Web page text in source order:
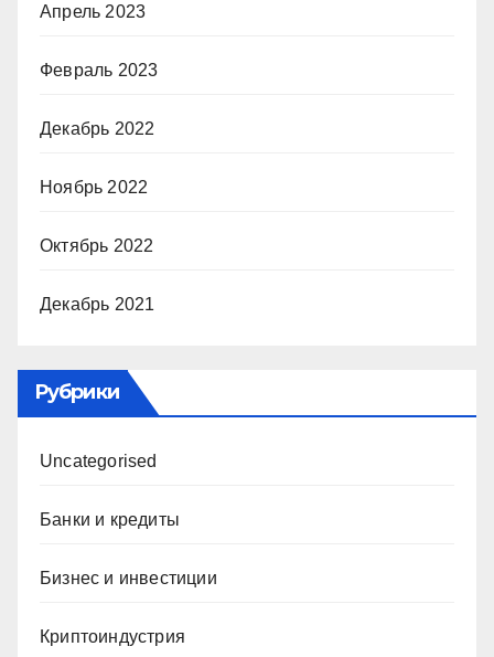
Апрель 2023
Февраль 2023
Декабрь 2022
Ноябрь 2022
Октябрь 2022
Декабрь 2021
Рубрики
Uncategorised
Банки и кредиты
Бизнес и инвестиции
Криптоиндустрия